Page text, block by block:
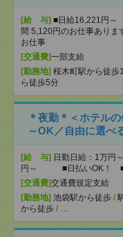
[給 与] ■日給16,221円
間 5,120円のお仕事ありま
お仕事
[交通費]一部支給
[勤務地] 桜木町駅から徒歩
ら徒歩5分
＊夜勤＊＜ホテル
～OK／自由に選べ
[給 与] 日勤日給：1万円
円～ ■日払いOK！ ■
[交通費]交通費規定支給
[勤務地] 池袋駅から徒歩 /
から徒歩 / …